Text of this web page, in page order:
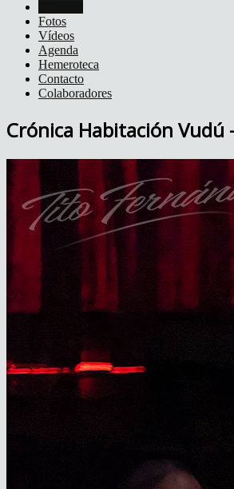
Fotos
Vídeos
Agenda
Hemeroteca
Contacto
Colaboradores
Crónica Habitación